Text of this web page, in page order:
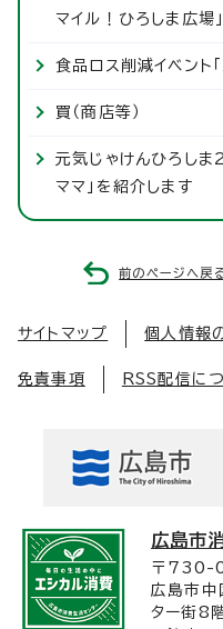
マイル！ひろしま広場
食品ロス削減イベント
買（商店等）
元気じゃけんひろしま
ママ」を紹介します
前のページへ戻
サイトマップ 個人情報
免責事項 RSS配信に
広島市
〒730-
広島市
ター街8